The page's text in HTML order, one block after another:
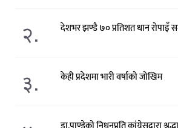
२. देशभर झण्डै ७० प्रतिशत धान रोपाइँ
३. केही प्रदेशमा भारी वर्षाको जोखिम